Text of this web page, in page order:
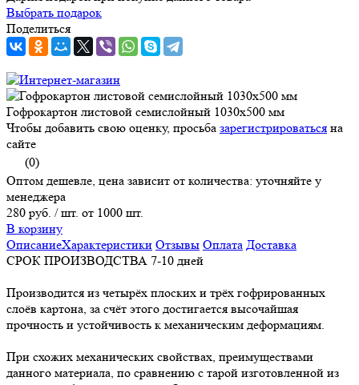
Выбрать подарок
Поделиться
Гофрокартон листовой семислойный 1030х500 мм
Чтобы добавить свою оценку, просьба зарегистрироваться на
сайте
(0)
Оптом дешевле, цена зависит от количества: уточняйте у
менеджера
280 руб. / шт. от 1000 шт.
В корзину
ОписаниеХарактеристики Отзывы Оплата Доставка
СРОК ПРОИЗВОДСТВА 7-10 дней
Производится из четырёх плоских и трёх гофрированных
слоёв картона, за счёт этого достигается высочайшая
прочность и устойчивость к механическим деформациям.
При схожих механических свойствах, преимуществами
данного материала, по сравнению с тарой изготовленной из